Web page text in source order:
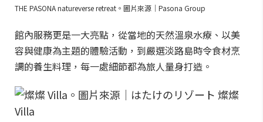
THE PASONA natureverse retreat。圖片來源｜Pasona Group
館內服務更是一大亮點，從當地的天然溫泉水療、以美
容與健康為主題的體驗活動，到嚴選淡路島時令食材烹
調的養生料理，每一處細節都為旅人量身打造。